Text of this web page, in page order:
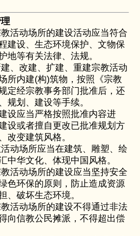
动场所的建设活动应当符合
建设、生态环境保护、文物保
地等有关法律、法规。
改建、扩建、重建宗教活动
所内建(构)筑物，按照《宗教
定经宗教事务部门批准后，还
规划、建设等手续。
应当严格按照批准内容进
设或者擅自更改已批准规划方
改变建筑风格。
场所应当在建筑、雕塑、绘
中华文化、体现中国风格。
动场所的建设应当坚持安全
色环保的原则，防止造成资源
、破坏生态环境。
动场所的建设不得通过非法
向信教公民摊派，不得超出偿